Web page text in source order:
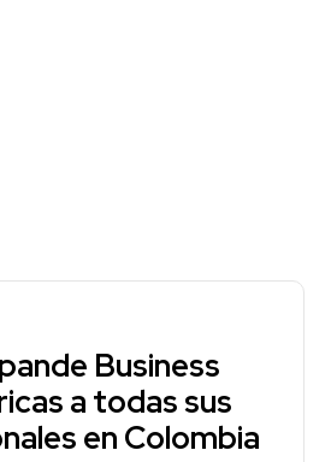
Business
a todas sus
en Colombia